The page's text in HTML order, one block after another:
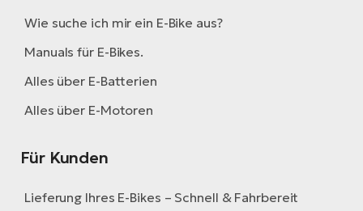
Wie suche ich mir ein E-Bike aus?
Manuals für E-Bikes.
Alles über E-Batterien
Alles über E-Motoren
Für Kunden
Lieferung Ihres E-Bikes – Schnell & Fahrbereit